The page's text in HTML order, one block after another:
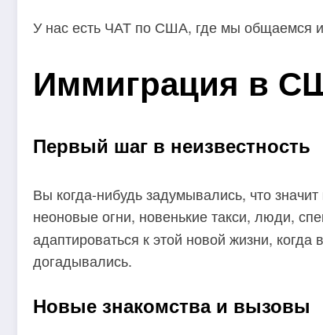
У нас есть ЧАТ по США, где мы общаемся
Иммиграция в
Первый шаг в неизвестность
Вы когда-нибудь задумывались, что
неоновые огни, новенькие такси, люди,
адаптироваться к этой новой жизни,
догадывались.
Новые знакомства и вызовы